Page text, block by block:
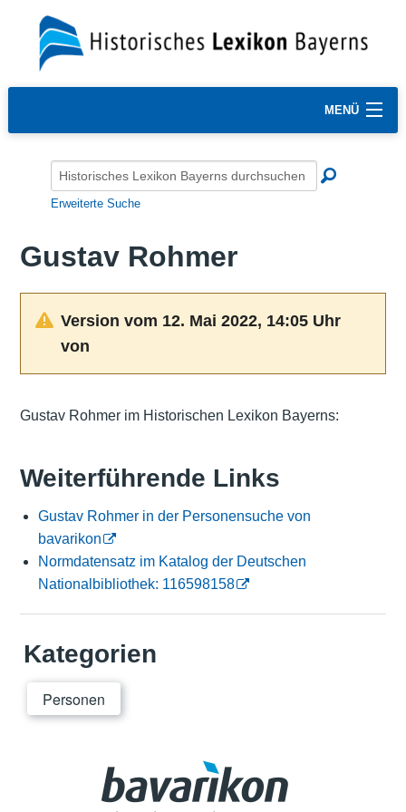
MENÜ
Erweiterte Suche
Gustav Rohmer
Version vom 12. Mai 2022, 14:05 Uhr
von
Gustav Rohmer im Historischen Lexikon Bayerns:
Weiterführende Links
Gustav Rohmer in der Personensuche von
bavarikon
Normdatensatz im Katalog der Deutschen
Nationalbibliothek: 116598158
Kategorien
Personen